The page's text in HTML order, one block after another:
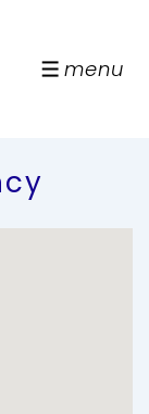
menu
menu